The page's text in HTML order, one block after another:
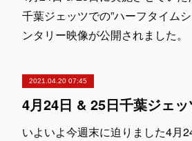
千葉ジェッツでの”ハーフタイム
ンタリー映像が公開されました。
2021.04.20 07:45
いよいよ今週末に迫りました4月